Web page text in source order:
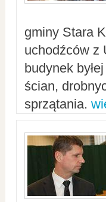
gminy Stara
uchodźców z
budynek
ścian,
sprzątania.